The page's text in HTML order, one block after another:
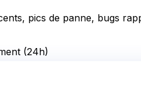
pics de panne, bugs
(24h)